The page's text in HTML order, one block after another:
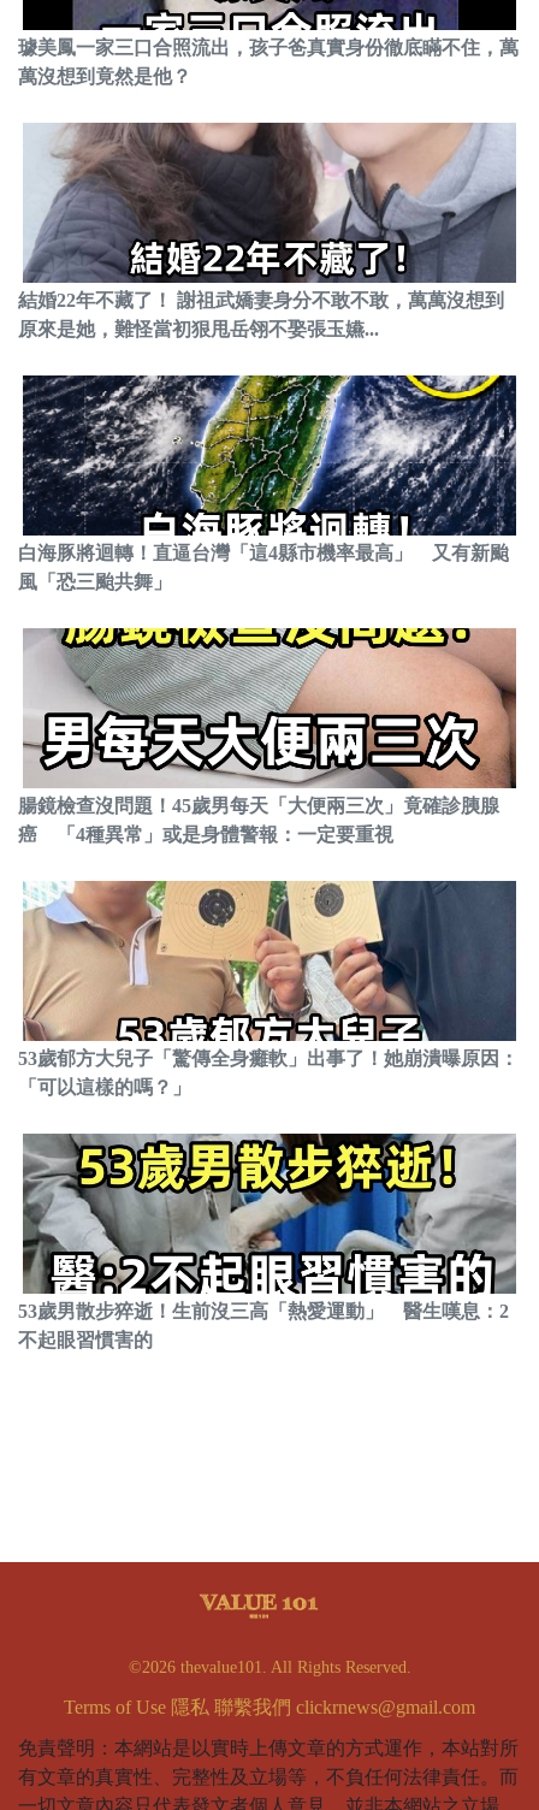
璩美鳳一家三口合照流出，孩子爸真實身份徹底瞞不住，萬
萬沒想到竟然是他？
結婚22年不藏了！ 謝祖武嬌妻身分不敢不敢，萬萬沒想到
原來是她，難怪當初狠甩岳翎不娶張玉嬿...
白海豚將迴轉！直逼台灣「這4縣市機率最高」 又有新颱
風「恐三颱共舞」
腸鏡檢查沒問題！45歲男每天「大便兩三次」竟確診胰腺
癌 「4種異常」或是身體警報：一定要重視
53歲郁方大兒子「驚傳全身癱軟」出事了！她崩潰曝原因：
「可以這樣的嗎？」
53歲男散步猝逝！生前沒三高「熱愛運動」 醫生嘆息：2
不起眼習慣害的
©2026 thevalue101. All Rights Reserved.
Terms of Use 隱私 聯繫我們 clickrnews@gmail.com
免責聲明：本網站是以實時上傳文章的方式運作，本站對所
有文章的真實性、完整性及立場等，不負任何法律責任。而
一切文章內容只代表發文者個人意見，並非本網站之立場，